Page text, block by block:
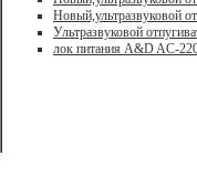
Новый,ультразвуковой
Ультразвуковой
лок питания A&D AC-